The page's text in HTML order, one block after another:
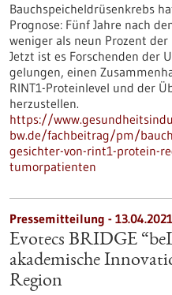
Bauchspeicheldrüsenkrebs
Prognose: Fünf Jahre nach
weniger als neun Prozent
Jetzt ist es Forschenden der
gelungen, einen
RINT1-Proteinlevel und der
herzustellen.
https://
bw.de/fachbeitrag/pm/
gesichter-von-rint1-protein-
tumorpatienten
Pressemitteilung - 13.04.2021
Evotecs BRIDGE
akademische
Region